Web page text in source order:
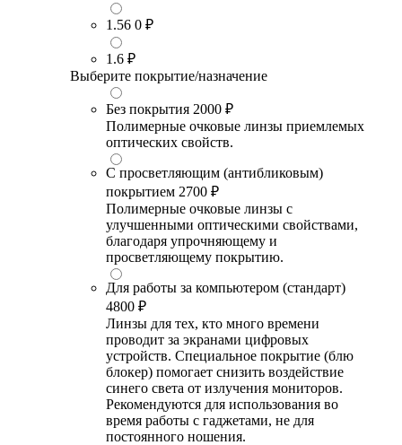
1.56 0 ₽
1.6 ₽
Выберите покрытие/назначение
Без покрытия 2000 ₽
Полимерные очковые линзы приемлемых
оптических свойств.
С просветляющим (антибликовым)
покрытием 2700 ₽
Полимерные очковые линзы с
улучшенными оптическими свойствами,
благодаря упрочняющему и
просветляющему покрытию.
Для работы за компьютером (стандарт)
4800 ₽
Линзы для тех, кто много времени
проводит за экранами цифровых
устройств. Специальное покрытие (блю
блокер) помогает снизить воздействие
синего света от излучения мониторов.
Рекомендуются для использования во
время работы с гаджетами, не для
постоянного ношения.